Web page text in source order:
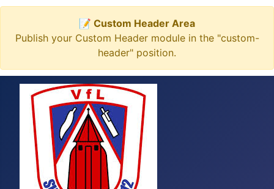
📝 Custom Header Area
Publish your Custom Header module in the "custom-
header" position.